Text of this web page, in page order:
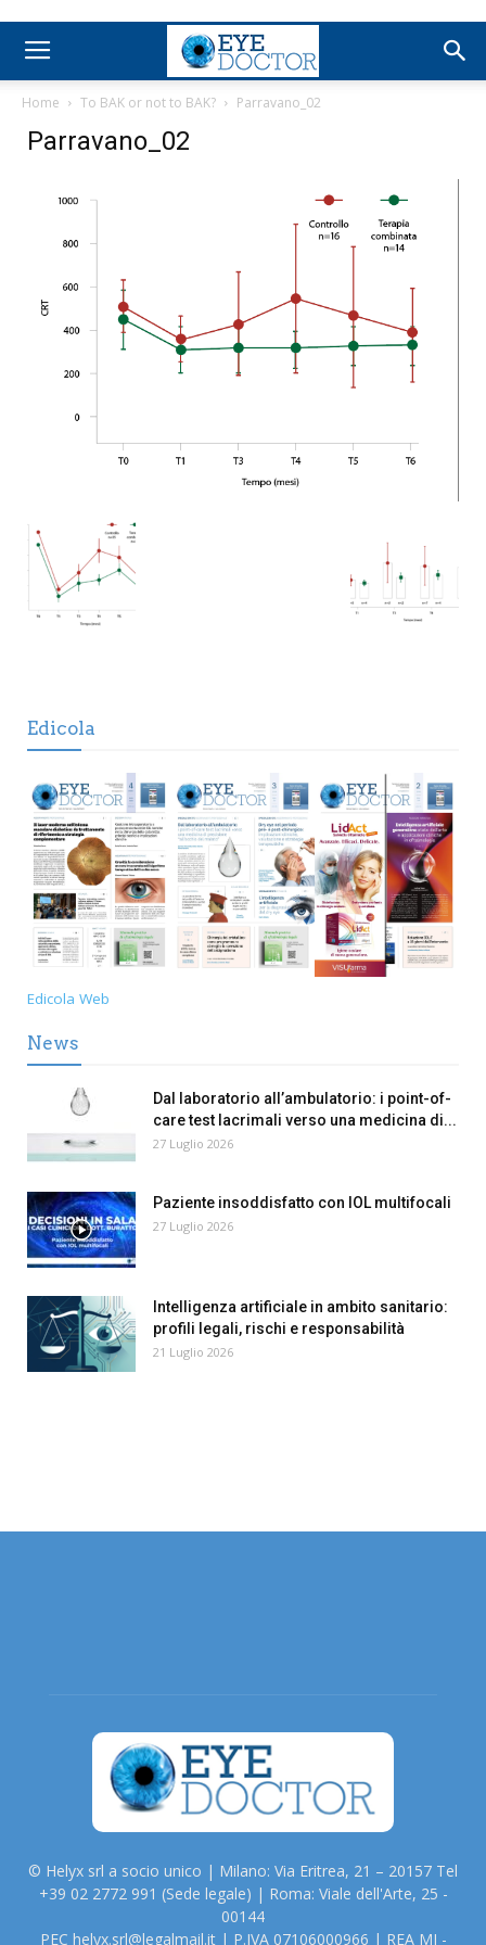
Home To BAK or not to BAK? Parravano_02
Parravano_02
Edicola
Edicola Web
News
Dal laboratorio all’ambulatorio: i point-of-
care test lacrimali verso una medicina di...
27 Luglio 2026
Paziente insoddisfatto con IOL multifocali
27 Luglio 2026
Intelligenza artificiale in ambito sanitario:
profili legali, rischi e responsabilità
21 Luglio 2026
© Helyx srl a socio unico | Milano: Via Eritrea, 21 – 20157 Tel
+39 02 2772 991 (Sede legale) | Roma: Viale dell'Arte, 25 -
00144
PEC helyx.srl@legalmail.it | P.IVA 07106000966 | REA MI -